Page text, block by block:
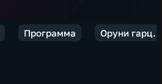
Программа Оруни гарц.